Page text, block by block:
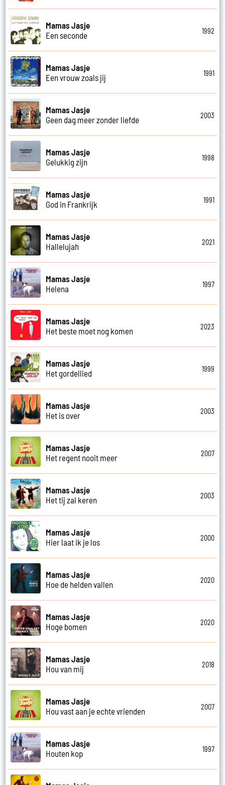
Mamas Jasje
Een seconde
1992
Mamas Jasje
Een vrouw zoals jij
1991
Mamas Jasje
Geen dag meer zonder liefde
2003
Mamas Jasje
Gelukkig zijn
1998
Mamas Jasje
God in Frankrijk
1991
Mamas Jasje
Hallelujah
2021
Mamas Jasje
Helena
1997
Mamas Jasje
Het beste moet nog komen
2023
Mamas Jasje
Het gordellied
1999
Mamas Jasje
Het is over
2003
Mamas Jasje
Het regent nooit meer
2007
Mamas Jasje
Het tij zal keren
2003
Mamas Jasje
Hier laat ik je los
2000
Mamas Jasje
Hoe de helden vallen
2020
Mamas Jasje
Hoge bomen
2020
Mamas Jasje
Hou van mij
2018
Mamas Jasje
Hou vast aan je echte vrienden
2007
Mamas Jasje
Houten kop
1997